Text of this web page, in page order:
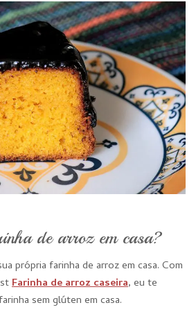
de arroz em casa?
própria farinha de arroz em casa. Com
Farinha de arroz caseira, eu te
sem glúten em casa.